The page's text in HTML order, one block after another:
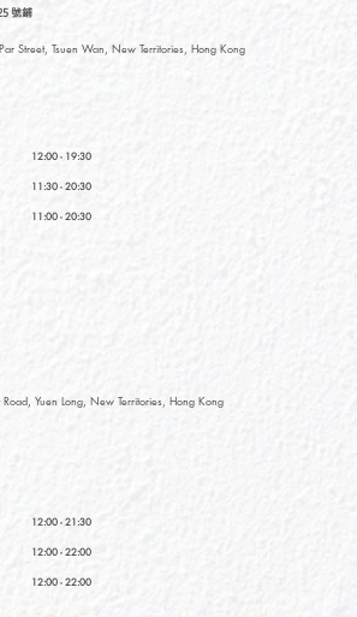
號鋪
Street, Tsuen Wan, New Territories, Hong Kong
12:00 - 19:30
11:30 - 20:30
11:00 - 20:30
Yuen Long, New Territories, Hong Kong
12:00 - 21:30
12:00 - 22:00
12:00 - 22:00